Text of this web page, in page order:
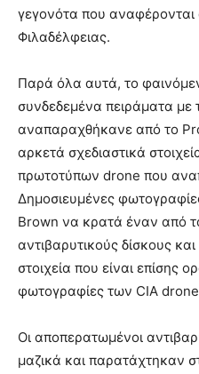
γεγονότα που
Φιλαδέλφειας.
Παρά όλα αυτά, το
συνδεδεμένα πειράματα με
αναπαραχθήκανε από το
αρκετά σχεδιαστικά
πρωτοτύπων drone που
Δημοσιευμένες
Brown να κρατά έναν από
αντιβαρυτικούς δίσκους
στοιχεία που είναι επίσης
φωτογραφίες των CIA
Οι αποπερατωμένοι
μαζικά και παρατάχτηκαν